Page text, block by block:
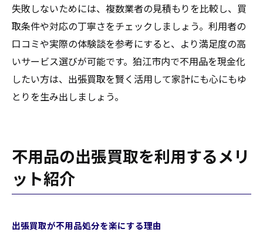
失敗しないためには、複数業者の見積もりを比較し、買
取条件や対応の丁寧さをチェックしましょう。利用者の
口コミや実際の体験談を参考にすると、より満足度の高
いサービス選びが可能です。狛江市内で不用品を現金化
したい方は、出張買取を賢く活用して家計にも心にもゆ
とりを生み出しましょう。
不用品の出張買取を利用するメリ
ット紹介
出張買取が不用品処分を楽にする理由